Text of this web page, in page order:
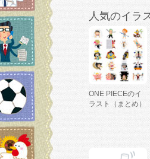
人気のイラ
ONE PIECEのイ
ラスト（まとめ）